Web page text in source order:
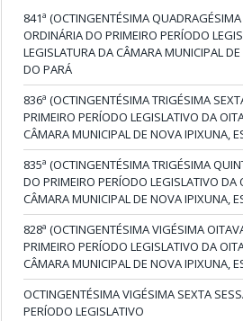
841ª (OCTINGENTÉSIMA
ORDINÁRIA DO PRIMEIRO PERÍODO
LEGISLATURA DA CÂMARA MUNICIPAL
DO PARÁ
836ª (OCTINGENTÉSIMA TRIGÉSIMA
PRIMEIRO PERÍODO LEGISLATIVO DA
CÂMARA MUNICIPAL DE NOVA IPIXUNA,
835ª (OCTINGENTÉSIMA TRIGÉSIMA
DO PRIMEIRO PERÍODO LEGISLATIVO DA
CÂMARA MUNICIPAL DE NOVA IPIXUNA,
828ª (OCTINGENTÉSIMA VIGÉSIMA
PRIMEIRO PERÍODO LEGISLATIVO DA
CÂMARA MUNICIPAL DE NOVA IPIXUNA,
OCTINGENTÉSIMA VIGÉSIMA SEXTA
PERÍODO LEGISLATIVO